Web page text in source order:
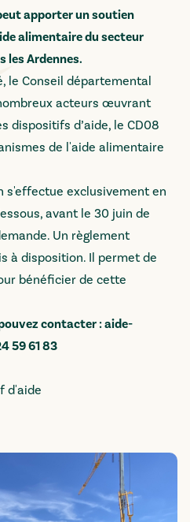
apporter un soutien
alimentaire du secteur
Ardennes.
le Conseil départemental
acteurs œuvrant
dispositifs d’aide, le CD08
de l'aide alimentaire
s'effectue exclusivement en
avant le 30 juin de
Un règlement
à disposition. Il permet de
bénéficier de cette
contacter :aide-
59 61 83
d'aide